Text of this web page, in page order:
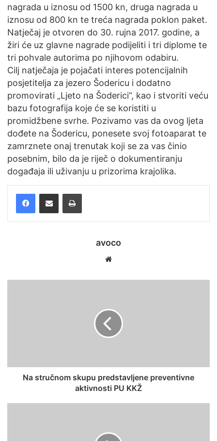
nagrada u iznosu od 1500 kn, druga nagrada u
iznosu od 800 kn te treća nagrada poklon paket.
Natječaj je otvoren do 30. rujna 2017. godine, a
žiri će uz glavne nagrade podijeliti i tri diplome te
tri pohvale autorima po njihovom odabiru.
Cilj natječaja je pojačati interes potencijalnih
posjetitelja za jezero Šodericu i dodatno
promovirati „Ljeto na Šoderici“, kao i stvoriti veću
bazu fotografija koje će se koristiti u
promidžbene svrhe. Pozivamo vas da ovog ljeta
dođete na Šodericu, ponesete svoj fotoaparat te
zamrznete onaj trenutak koji se za vas činio
posebnim, bilo da je riječ o dokumentiranju
događaja ili uživanju u prizorima krajolika.
avoco
te
Na stručnom skupu predstavljene preventivne
aktivnosti PU KKŽ